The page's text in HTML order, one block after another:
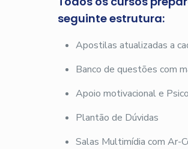
seguinte estrutura:
Apostilas atualizadas a
Banco de questões com
Apoio motivacional e
Plantão de Dúvidas
Salas Multimídia com Ar-